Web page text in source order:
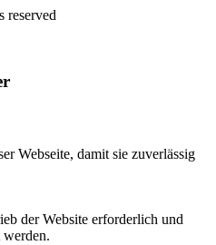
reserved
Webseite, damit sie zuverlässig
der Website erforderlich und
werden.